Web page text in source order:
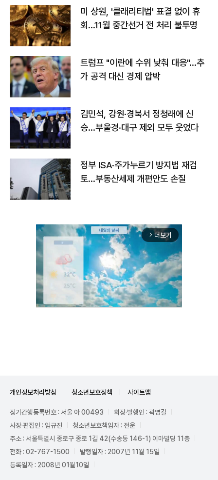
미 상원, '클래리티법' 표결 없이 휴
회…11월 중간선거 전 처리 불투명
트럼프 "이란에 수위 낮춰 대응"…추
가 공격 대신 경제 압박
김민석, 강원·경북서 정청래에 신
승…부울경·대구 제외 모두 웃었다
정부 ISA·주가누르기 방지법 재검
토…부동산세제 개편안도 손질
arrow_forward_ios 더보기
개인정보처리방침 청소년보호정책 사이트맵
정기간행등록번호 : 서울 아 00493
회장·발행인 : 곽영길
사장·편집인 : 임규진
청소년보호책임자 : 전운
주소 : 서울특별시 종로구 종로 1길 42(수송동 146-1) 이마빌딩 11층
전화 : 02-767-1500
발행일자 : 2007년 11월 15일
등록일자 : 2008년 01월10일